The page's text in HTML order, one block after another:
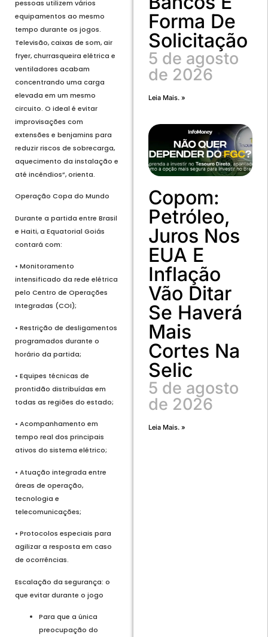
pessoas utilizem vários
equipamentos ao mesmo
tempo durante os jogos.
Televisão, caixas de som, air
fryer, churrasqueira elétrica e
ventiladores acabam
concentrando uma carga
elevada em um mesmo
circuito. O ideal é evitar
improvisações com
extensões e benjamins para
reduzir riscos de sobrecarga,
aquecimento da instalação e
até incêndios”, orienta.
Operação Copa do Mundo
Durante a partida entre Brasil
e Haiti, a Equatorial Goiás
contará com:
• Monitoramento
intensificado da rede elétrica
pelo Centro de Operações
Integradas (COI);
• Restrição de desligamentos
programados durante o
horário da partida;
• Equipes técnicas de
prontidão distribuídas em
todas as regiões do estado;
• Acompanhamento em
tempo real dos principais
ativos do sistema elétrico;
• Atuação integrada entre
áreas de operação,
tecnologia e
telecomunicações;
• Protocolos especiais para
agilizar a resposta em caso
de ocorrências.
Escalação da segurança: o
que evitar durante o jogo
Para que a única
preocupação do
Forma De
Solicitação
5 de agosto
de 2026
Leia Mais. »
Copom:
Petróleo,
Juros Nos
EUA E
Inflação
Vão Ditar
Se Haverá
Mais
Cortes Na
Selic
5 de agosto
de 2026
Leia Mais. »